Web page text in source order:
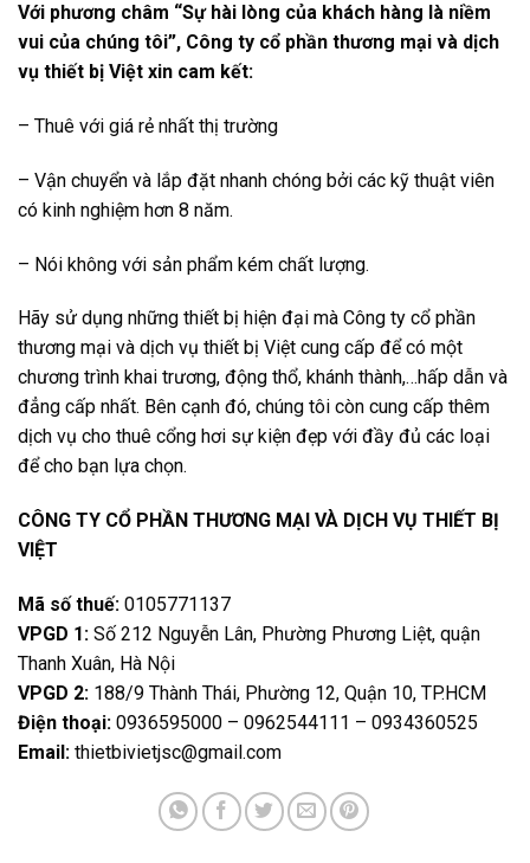
Với phương châm “Sự hài lòng của khách hàng là niềm
vui của chúng tôi”, Công ty cổ phần thương mại và dịch
vụ thiết bị Việt xin cam kết:
– Thuê với giá rẻ nhất thị trường
– Vận chuyển và lắp đặt nhanh chóng bởi các kỹ thuật viên
có kinh nghiệm hơn 8 năm.
– Nói không với sản phẩm kém chất lượng.
Hãy sử dụng những thiết bị hiện đại mà Công ty cổ phần
thương mại và dịch vụ thiết bị Việt cung cấp để có một
chương trình khai trương, động thổ, khánh thành,…hấp dẫn và
đẳng cấp nhất. Bên cạnh đó, chúng tôi còn cung cấp thêm
dịch vụ cho thuê cổng hơi sự kiện đẹp với đầy đủ các loại
để cho bạn lựa chọn.
CÔNG TY CỔ PHẦN THƯƠNG MẠI VÀ DỊCH VỤ THIẾT BỊ
VIỆT
Mã số thuế: 0105771137
VPGD 1: Số 212 Nguyễn Lân, Phường Phương Liệt, quận
Thanh Xuân, Hà Nội
VPGD 2: 188/9 Thành Thái, Phường 12, Quận 10, TP.HCM
Điện thoại: 0936595000 – 0962544111 – 0934360525
Email: thietbivietjsc@gmail.com